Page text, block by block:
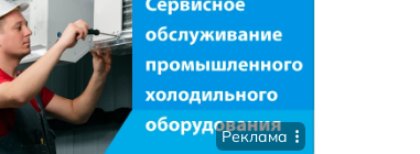
Реклама